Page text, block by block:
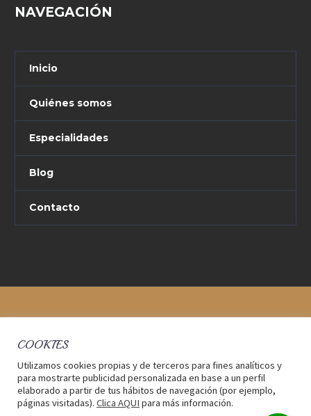
NAVEGACIÓN
Inicio
Quiénes somos
Especialidades
Blog
Contacto
2017 © Delta Abogados BufeteAviso legal-Política de
COOKIES
Utilizamos cookies propias y de terceros para fines analíticos y
para mostrarte publicidad personalizada en base a un perfil
elaborado a partir de tus hábitos de navegación (por ejemplo,
páginas visitadas). Clica AQUI para más información.